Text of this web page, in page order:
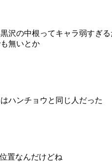
沢の中根ってキャラ弱すぎる
無いとか
ハンチョウと同じ人だった
置なんだけどね